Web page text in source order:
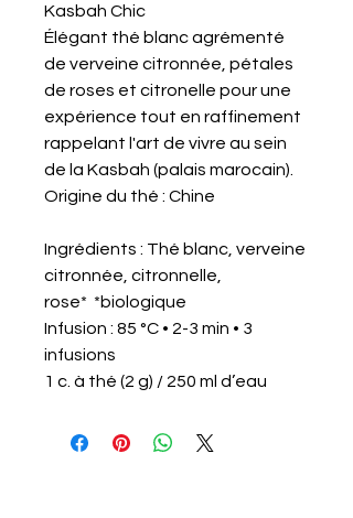
Kasbah Chic
Élégant thé blanc agrémenté
de verveine citronnée, pétales
de roses et citronelle pour une
expérience tout en raffinement
rappelant l'art de vivre au sein
de la Kasbah (palais marocain).
Origine du thé : Chine
Ingrédients : Thé blanc, verveine
citronnée, citronnelle,
rose* *biologique
Infusion : 85 °C • 2-3 min • 3
infusions
1 c. à thé (2 g) / 250 ml d’eau